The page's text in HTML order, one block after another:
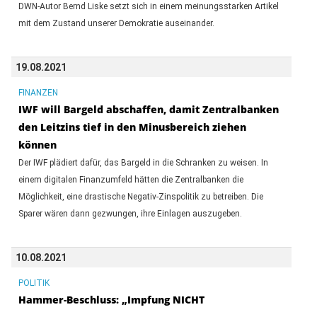
DWN-Autor Bernd Liske setzt sich in einem meinungsstarken Artikel
mit dem Zustand unserer Demokratie auseinander.
19.08.2021
FINANZEN
IWF will Bargeld abschaffen, damit Zentralbanken
den Leitzins tief in den Minusbereich ziehen
können
Der IWF plädiert dafür, das Bargeld in die Schranken zu weisen. In
einem digitalen Finanzumfeld hätten die Zentralbanken die
Möglichkeit, eine drastische Negativ-Zinspolitik zu betreiben. Die
Sparer wären dann gezwungen, ihre Einlagen auszugeben.
10.08.2021
POLITIK
Hammer-Beschluss: „Impfung NICHT